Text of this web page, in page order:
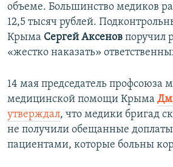
объеме. Большинство медиков
12,5 тысяч рублей.
Крыма Сергей Аксенов поручил
«жестко наказать»
14 мая председатель профсоюза
медицинской помощи Крыма
утверждал, что медики бригад
не получили обещанные доплаты
пациентами, которые больны